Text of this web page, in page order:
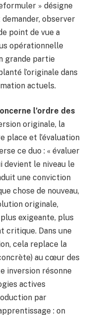
» désigne
observer
point de vue a
opérationnelle
grande partie
l’originale dans
actuels.
l’ordre des
originale, la
place et l’évaluation
ce duo : « évaluer
devient le niveau le
une conviction
chose de nouveau,
originale,
exigeante, plus
critique. Dans une
cela replace la
au cœur des
inversion résonne
actives
par
: on